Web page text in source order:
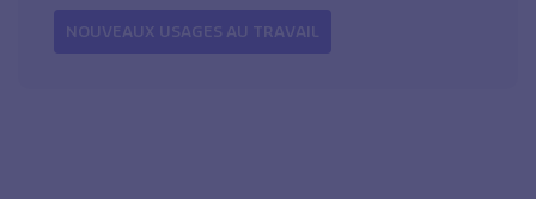
NOUVEAUX USAGES AU TRAVAIL